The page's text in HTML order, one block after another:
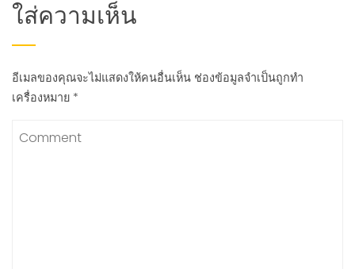
ใส่ความเห็น
อีเมลของคุณจะไม่แสดงให้คนอื่นเห็น ช่องข้อมูลจำเป็นถูกทำ
เครื่องหมาย *